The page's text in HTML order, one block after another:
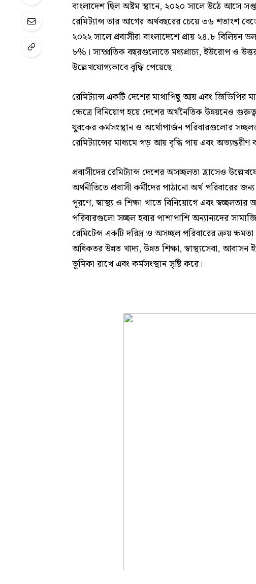
বাংলাদেশ ছিল অষ্টম স্থানে, ২০২০ সালে উঠে আসে
রেমিট্যান্স তার আগের অর্থবছরের চেয়ে ৩৬ শতাংশ
২০২২ সালে প্রবাসীরা বাংলাদেশে প্রায় ২৪.৮ বিলিয়ন
৮%। সাম্প্রতিক বছরগুলোতে মধ্যপ্রাচ্য, ইউরোপ ও
উল্লেখযোগ্যভাবে বৃদ্ধি পেয়েছে।
রেমিট্যান্স একটি দেশের মাথাপিছু আয় এবং জিডিপির
ক্ষেত্রে বিনিয়োগ হয়ে দেশের অর্থনৈতিক উন্নয়নেও
যুবকের কর্মসংস্থান ও অর্থোপার্জন পরিবারগুলোর
রেমিট্যান্সের মাধ্যমে গড় আয় বৃদ্ধি পায় এবং অভ্যন্তরীণ
প্রবাসীদের রেমিট্যান্স দেশের অসচ্ছলতা হ্রাসেও
অর্থনীতিতে প্রবাসী কর্মীদের পাঠানো অর্থ পরিবারের
পূরণে, স্বাস্থ্য ও শিক্ষা খাতে বিনিয়োগে এবং স্বচ্ছলতার
পরিবারগুলো সচ্ছল হবার পাশাপাশি অন্যান্যদের
রেমিটেন্স একটি দরিদ্র ও অসচ্ছল পরিবারের ক্রয়
অধিকতর উন্নত খাদ্য, উন্নত শিক্ষা, স্বাস্থ্যসেবা, আবাসন
ভূমিকা রাখে এবং কর্মসংস্থান সৃষ্টি করে।